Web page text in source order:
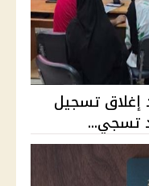
2026. موعد إغلاق تسجيل
تسجي...